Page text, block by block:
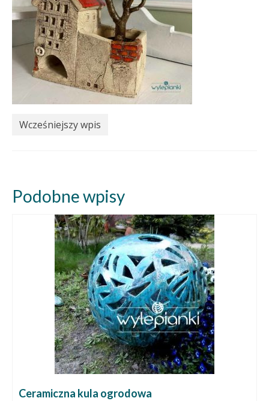
Wcześniejszy wpis
Podobne wpisy
Ceramiczna kula ogrodowa